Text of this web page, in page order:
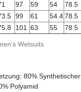
Wetsuits
97 59 54 78.5
99 61 54.478.5
101 63 55 78.5
80% Synthetischer
Polyamid